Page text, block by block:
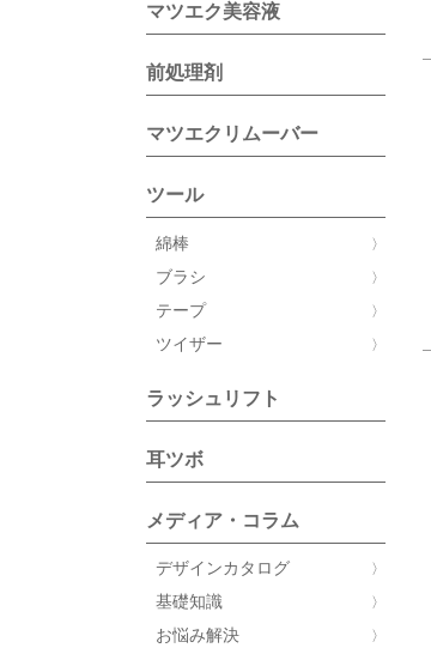
マツエク美容液
前処理剤
マツエクリムーバー
ツール
綿棒
ブラシ
テープ
ツイザー
ラッシュリフト
耳ツボ
メディア・コラム
デザインカタログ
基礎知識
お悩み解決